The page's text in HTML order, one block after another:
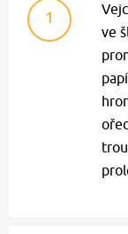
1
ve